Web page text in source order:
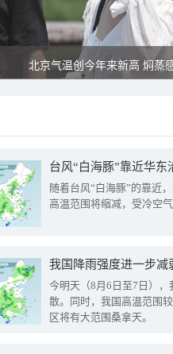
北京气温创今年来新高 焖蒸
台风“白海豚”靠近华
随着台风“白海豚”的靠近
高温范围将缩减，受冷空
今明天（8月6日至7日）
散。同时，我国高温范围
区将有大范围桑拿天。